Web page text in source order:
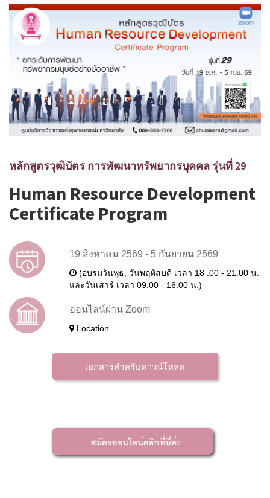
หลักสูตรวุฒิบัตร การพัฒนาทรัพยากรบุคคล รุ่นที่ 29
Human Resource Development
Certificate Program
19 สิงหาคม 2569 - 5 กันยายน 2569
(อบรมวันพุธ, วันพฤหัสบดี เวลา 18 :00 - 21:00 น.
และวันเสาร์ เวลา 09:00 - 16:00 น.)
ออนไลน์ผ่าน Zoom
Location
เอกสารสำหรับดาวน์โหลด